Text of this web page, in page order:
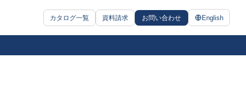
カタログ一覧 資料請求 お問い合わせ English